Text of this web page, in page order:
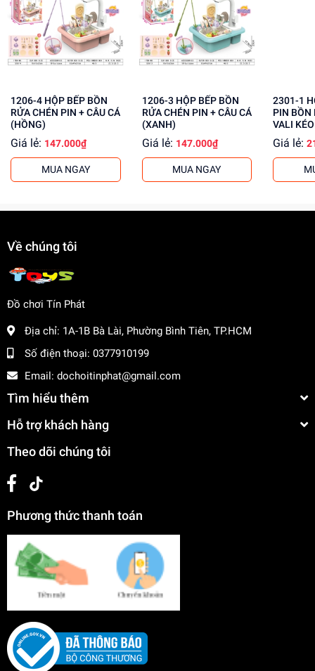
Phát triển tư duy sáng tạo, kỹ năng giải quyết vấn đề
Rèn luyện kỹ năng phối hợp, làm việc nhóm
Tăng cường khả năng tập trung, kiên nhẫn
thêm thông tin!
1206-4 HỘP BẾP BỒN
RỬA CHÉN PIN + CÂU CÁ
(HỒNG)
Giá lẻ: 147.000₫
MUA NGAY
1206-3 HỘP BẾP BỒN
RỬA CHÉN PIN + CÂU CÁ
(XANH)
Giá lẻ: 147.000₫
MUA NGAY
2301-1 HỘP KỆ BẾP GAS
PIN BỒN
VALI
Giá lẻ:
Về chúng tôi
Đồ chơi Tín Phát
Địa chỉ: 1A-1B Bà Lài, Phường Bình Tiên, TP.HCM
Số điện thoại: 0377910199
Email: dochoitinphat@gmail.com
Tìm hiểu thêm
Hỗ trợ khách hàng
Theo dõi chúng tôi
Phương thức thanh toán